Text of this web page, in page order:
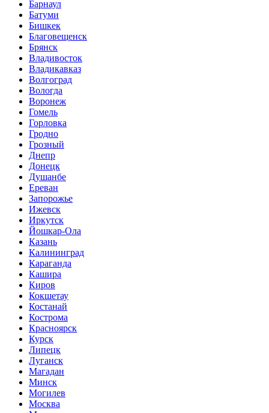
Барнаул
Батуми
Бишкек
Благовещенск
Брянск
Владивосток
Владикавказ
Волгоград
Вологда
Воронеж
Гомель
Горловка
Гродно
Грозный
Днепр
Донецк
Душанбе
Ереван
Запорожье
Ижевск
Иркутск
Йошкар-Ола
Казань
Калининград
Караганда
Кашира
Киров
Кокшетау
Костанай
Кострома
Красноярск
Курск
Липецк
Луганск
Магадан
Минск
Могилев
Москва